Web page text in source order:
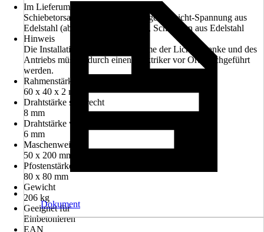
Im Lieferumfang enthalten
Schiebetorsatz mit Laufrollen, Gegengewicht-Spannung aus
Edelstahl (ab 5000 mm Torbreite), Schrauben aus Edelstahl
Hinweis
Die Installation und Inbetriebnahme der Lichtschranke und des
Antriebs müssen durch einen Elektriker vor Ort durchgeführt
werden.
Rahmenstärke
60 x 40 x 2 mm
Drahtstärke senkrecht
8 mm
Drahtstärke waagerecht
6 mm
Maschenweite
50 x 200 mm
Pfostenstärke
80 x 80 mm
Gewicht
206 kg
Geeignet für
Einbetonieren
EAN
Dokument